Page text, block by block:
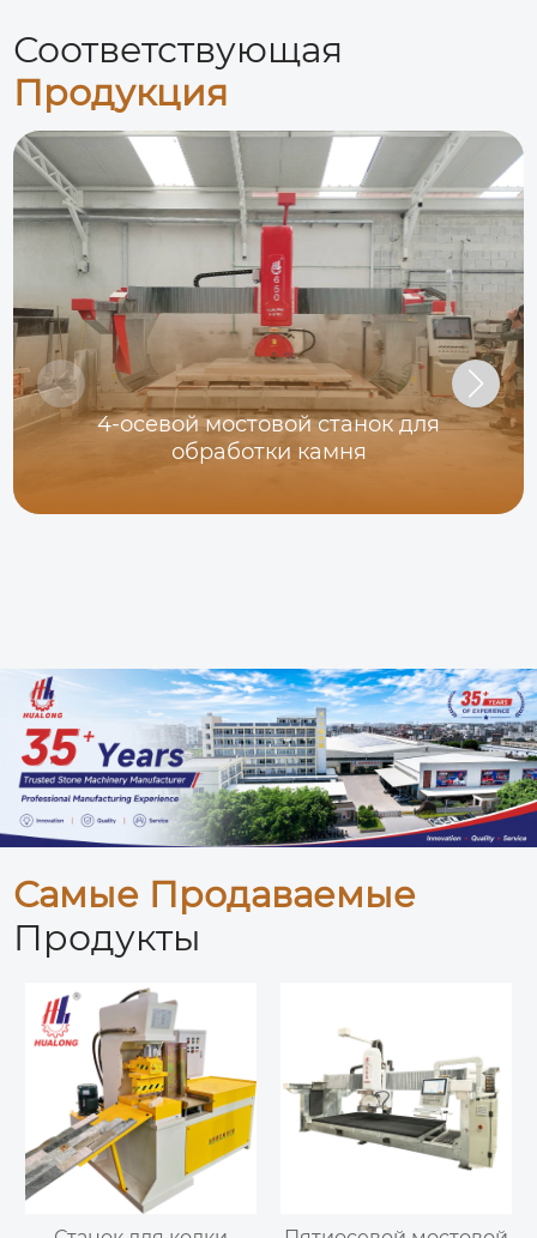
Соответствующая
Продукция
4-осевой мостовой станок для
обработки камня
Самые Продаваемые
Продукты